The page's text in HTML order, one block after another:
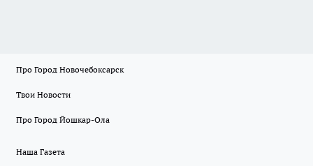
Про Город Новочебоксарск
Твои Новости
Про Город Йошкар-Ола
Наша Газета